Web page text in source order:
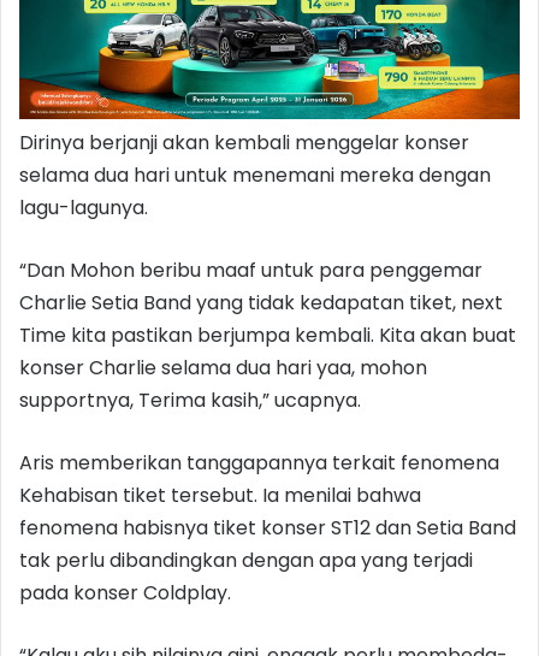
Dirinya berjanji akan kembali menggelar konser
selama dua hari untuk menemani mereka dengan
lagu-lagunya.
“Dan Mohon beribu maaf untuk para penggemar
Charlie Setia Band yang tidak kedapatan tiket, next
Time kita pastikan berjumpa kembali. Kita akan buat
konser Charlie selama dua hari yaa, mohon
supportnya, Terima kasih,” ucapnya.
Aris memberikan tanggapannya terkait fenomena
Kehabisan tiket tersebut. Ia menilai bahwa
fenomena habisnya tiket konser ST12 dan Setia Band
tak perlu dibandingkan dengan apa yang terjadi
pada konser Coldplay.